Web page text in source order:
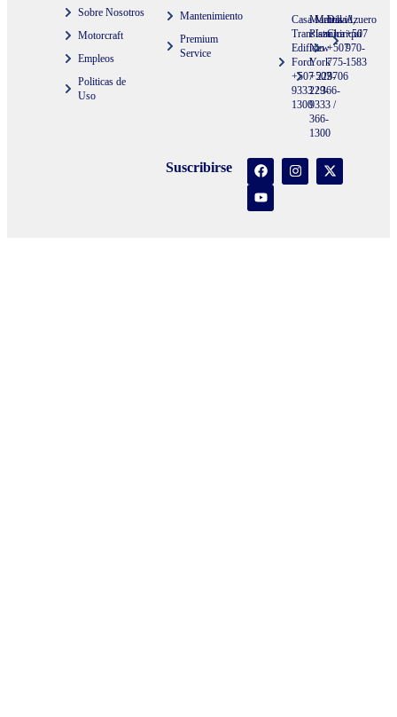
Sobre Nosotros
Motorcraft
Empleos
Politicas de
Uso
Mantenimiento
Premium
Service
Casa Matriz
Transístmica
Edificio
Ford
+507 229-
9333 / 366-
1300
Marbella
Plaza
New
York
+507
229-
9333 /
366-
1300
David,
Chiriquí
+507
775-
3706
Azuero
+507
970-
1583
Suscribirse